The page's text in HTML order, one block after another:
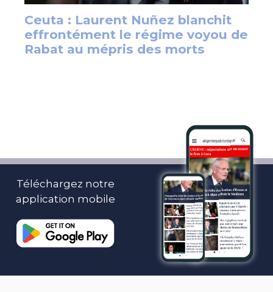
Téléchargez notre
application mobile